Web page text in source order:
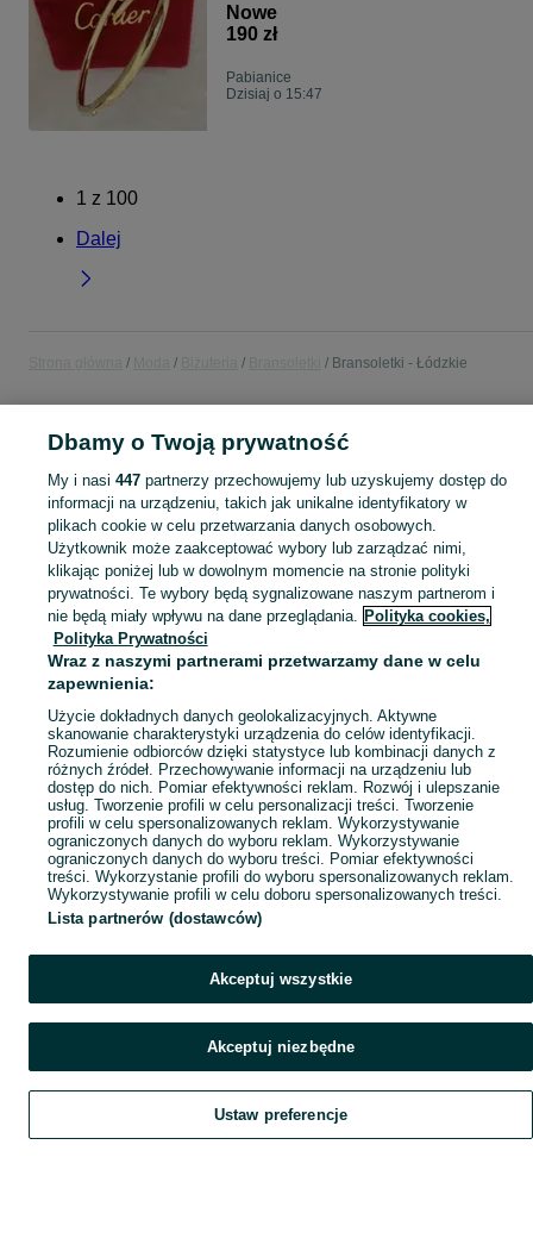
Nowe
190 zł
Pabianice
Dzisiaj o 15:47
1 z 100
Dalej
Bransoletki - Łódzkie
KATEGORIA
Szeroki wybór bransoletek Łódzkie ▶️ srebrne, złote, z kamieniami i zawieszkami ✅ Nowe i używane ✌ Porównaj ceny i wybierz ofertę na OLX.pl! Zobacz
Mapa kategorii
Mapa miejscowości
Mapa ministron
Szukaj Obserwujesz Dodaj Czat Konto
Dbamy o Twoją prywatność
My i nasi 447partnerzy przechowujemy lub uzyskujemy dostęp do
informacji na urządzeniu, takich jak unikalne identyfikatory w
plikach cookie w celu przetwarzania danych osobowych.
Użytkownik może zaakceptować wybory lub zarządzać nimi,
klikając poniżej lub w dowolnym momencie na stronie polityki
prywatności. Te wybory będą sygnalizowane naszym partnerom i
nie będą miały wpływu na dane przeglądania. Polityka cookies,
Polityka Prywatności
Wraz z naszymi partnerami przetwarzamy dane w celu
zapewnienia:
Użycie dokładnych danych geolokalizacyjnych. Aktywne
skanowanie charakterystyki urządzenia do celów identyfikacji.
Rozumienie odbiorców dzięki statystyce lub kombinacji danych z
różnych źródeł. Przechowywanie informacji na urządzeniu lub
dostęp do nich. Pomiar efektywności reklam. Rozwój i ulepszanie
usług. Tworzenie profili w celu personalizacji treści. Tworzenie
profili w celu spersonalizowanych reklam. Wykorzystywanie
ograniczonych danych do wyboru reklam. Wykorzystywanie
ograniczonych danych do wyboru treści. Pomiar efektywności
treści. Wykorzystanie profili do wyboru spersonalizowanych reklam.
Wykorzystywanie profili w celu doboru spersonalizowanych treści.
Lista partnerów (dostawców)
Akceptuj wszystkie
Akceptuj niezbędne
Ustaw preferencje